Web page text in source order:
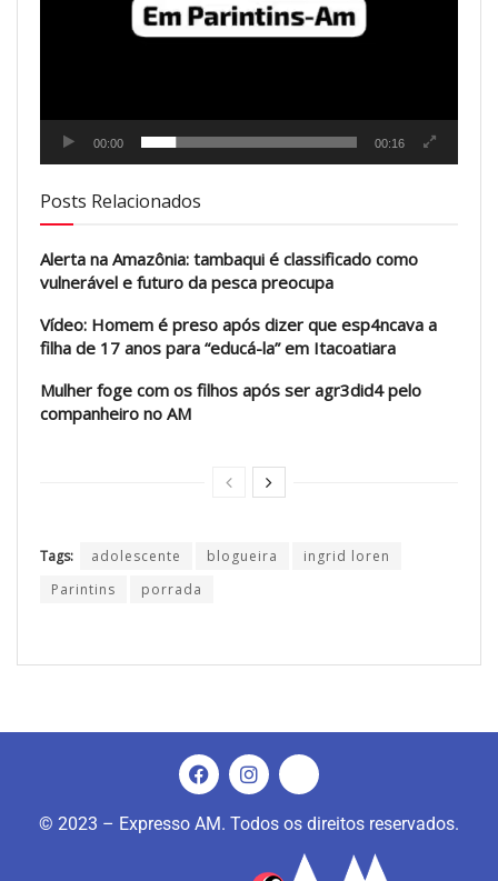
00:00 00:16
Posts Relacionados
Alerta na Amazônia: tambaqui é classificado como
vulnerável e futuro da pesca preocupa
Vídeo: Homem é preso após dizer que esp4ncava a
filha de 17 anos para “educá-la” em Itacoatiara
Mulher foge com os filhos após ser agr3did4 pelo
companheiro no AM
Tags: adolescente blogueira
ingrid loren
Parintins
porrada
© 2023 – Expresso AM. Todos os direitos reservados.